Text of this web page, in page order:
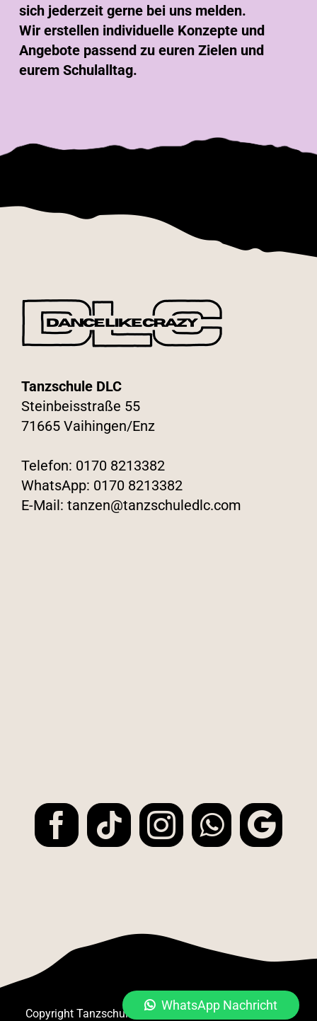
sich jederzeit gerne bei uns melden.
Wir erstellen individuelle Konzepte und
Angebote passend zu euren Zielen und
eurem Schulalltag.
Tanzschule DLC
Steinbeisstraße 55
71665 Vaihingen/Enz
Telefon: 0170 8213382
WhatsApp: 0170 8213382
E-Mail: tanzen@tanzschuledlc.com
Copyright Tanzschule DANCE LIKE CRAZY | All Rights
WhatsApp Nachricht